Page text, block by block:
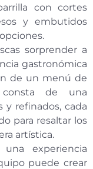
con cortes
y embutidos
sorprender a
gastronómica
de un menú de
consta de una
y refinados, cada
para resaltar los
artística.
experiencia
puede crear